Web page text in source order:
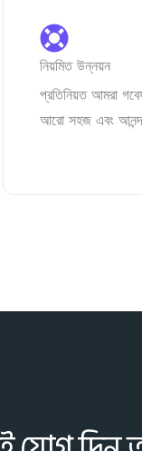
নিয়মিত উন্নয়ন
প্রতিনিয়ত আমরা
আরো সহজ এবং